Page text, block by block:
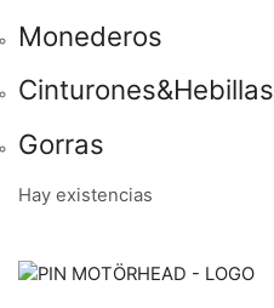
Monederos
Cinturones&Hebillas
Gorras
Hay existencias